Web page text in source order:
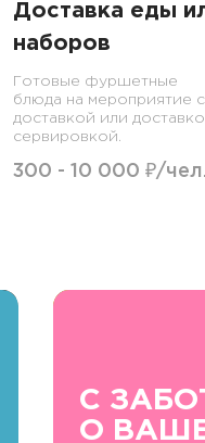
Доставка еды
наборов
Готовые фуршетные
блюда на мероприятие с
доставкой или
сервировкой.
300 - 10 000 ₽/чел.
С
О